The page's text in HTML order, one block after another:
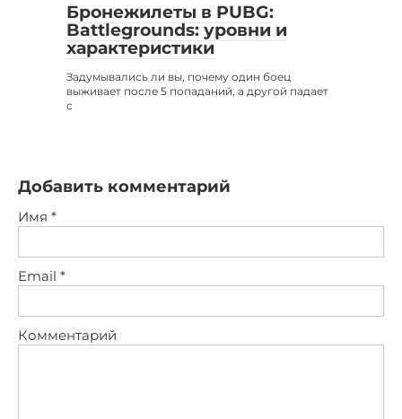
Бронежилеты в PUBG:
Battlegrounds: уровни и
характеристики
Задумывались ли вы, почему один боец
выживает после 5 попаданий, а другой падает
с
Добавить комментарий
Имя *
Email *
Комментарий